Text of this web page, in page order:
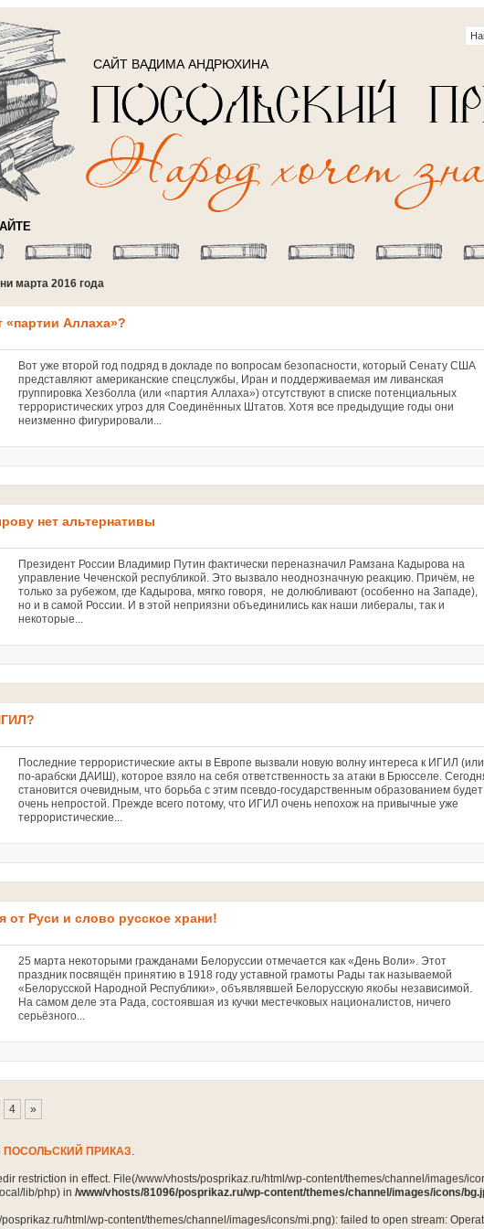
САЙТ ВАДИМА АНДРЮХИНА
марта 2016 года
«партии Аллаха»?
Вот уже второй год подряд в докладе по вопросам безопасности, который Сенату США
представляют американские спецслужбы, Иран и поддерживаемая им ливанская
группировка Хезболла (или «партия Аллаха») отсутствуют в списке потенциальных
террористических угроз для Соединённых Штатов. Хотя все предыдущие годы они
неизменно фигурировали...
нет альтернативы
Президент России Владимир Путин фактически переназначил Рамзана Кадырова на
управление Чеченской республикой. Это вызвало неоднозначную реакцию. Причём, не
только за рубежом, где Кадырова, мягко говоря, не долюбливают (особенно на Западе),
но и в самой России. И в этой неприязни объединились как наши либералы, так и
некоторые...
Последние террористические акты в Европе вызвали новую волну интереса к ИГИЛ (или
по-арабски ДАИШ), которое взяло на себя ответственность за атаки в Брюсселе.
становится очевидным, что борьба с этим псевдо-государственным образованием будет
очень непростой. Прежде всего потому, что ИГИЛ очень непохож на привычные уже
террористические...
от Руси и слово русское храни!
25 марта некоторыми гражданами Белоруссии отмечается как «День Воли». Этот
праздник посвящён принятию в 1918 году уставной грамоты Рады так называемой
«Белорусской Народной Республики», объявлявшей Белорусскую якобы независимой.
На самом деле эта Рада, состоявшая из кучки местечковых националистов, ничего
серьёзного...
4 »
ПОСОЛЬСКИЙ ПРИКАЗ.
restriction in effect. File(/www/vhosts/posprikaz.ru/html/wp-content/themes/channel/images/
lib/php) in /www/vhosts/81096/posprikaz.ru/wp-content/themes/channel/images/icons/
html/wp-content/themes/channel/images/icons/mi.png): failed to open stream: